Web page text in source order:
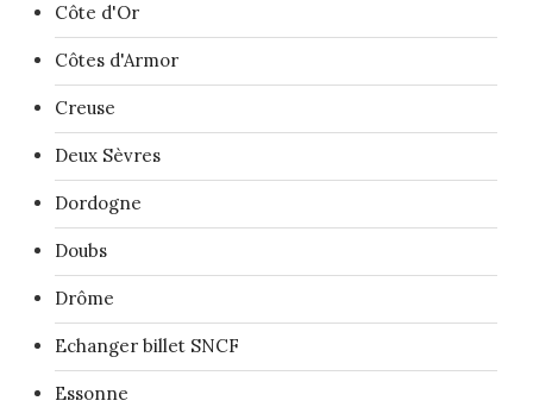
Côte d'Or
Côtes d'Armor
Creuse
Deux Sèvres
Dordogne
Doubs
Drôme
Echanger billet SNCF
Essonne